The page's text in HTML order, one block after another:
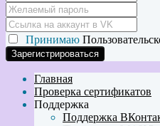
Принимаю
Главная
Проверка сертификатов
Поддержка
Поддержка